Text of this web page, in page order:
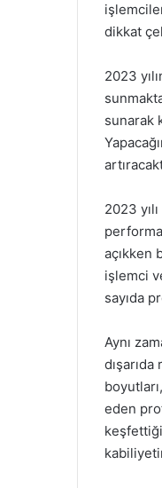
dikkat
2023
sunarak
2023
açıkken
işlemci
sayıda
Aynı
eden